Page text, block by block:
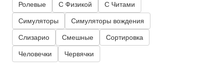
Ролевые С Физикой С Читами
Симуляторы Симуляторы вождения
Слизарио Смешные Сортировка
Человечки Червячки